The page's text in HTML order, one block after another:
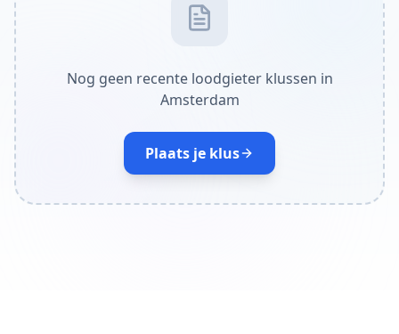
Nog geen recente loodgieter klussen in
Amsterdam
Plaats je klus